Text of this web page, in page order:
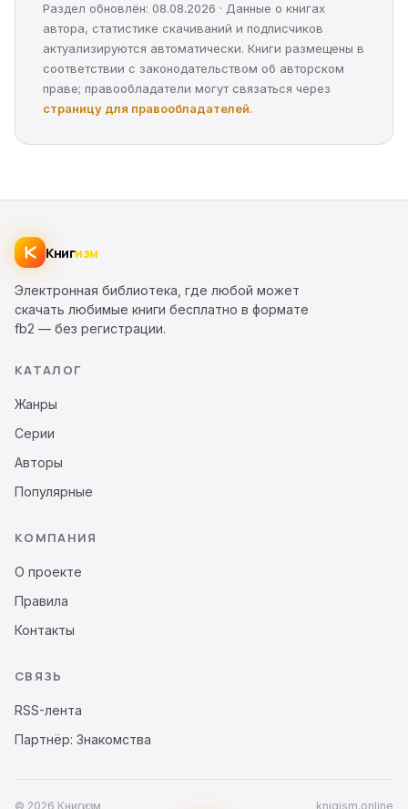
Раздел обновлён: 08.08.2026 · Данные о книгах
автора, статистике скачиваний и подписчиков
актуализируются автоматически. Книги размещены в
соответствии с законодательством об авторском
праве; правообладатели могут связаться через
страницу для правообладателей.
Книгизм
Электронная библиотека, где любой может
скачать любимые книги бесплатно в формате
fb2 — без регистрации.
КАТАЛОГ
Жанры
Серии
Авторы
Популярные
КОМПАНИЯ
О проекте
Правила
Контакты
СВЯЗЬ
RSS-лента
Партнёр: Знакомства
© 2026 Книгизм knigism.online